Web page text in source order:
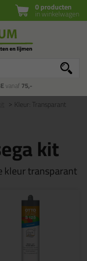
0 producten
in winkelwagen
vanaf75,-
Kleur: Transparant
kit
kleur transparant